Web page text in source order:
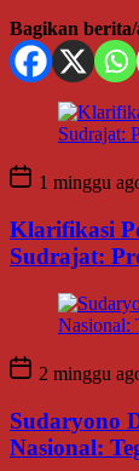
Bagikan
1 minggu
Klarifikasi
Sudrajat:
2 minggu
Sudaryono
Nasional: